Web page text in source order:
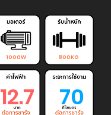
1000W 800KG
12.7 70